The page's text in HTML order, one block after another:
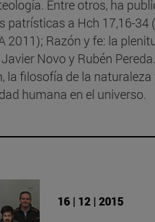
Entre otros, ha
patrísticas a Hch 17,16-34
2011); Razón y fe: la
Novo y Rubén
la filosofía de la naturaleza
humana en el universo.
16 | 12 | 2015